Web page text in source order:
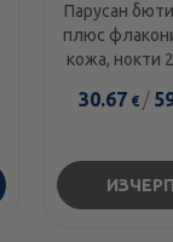
Парусан
плюс
кожа, нокти
30.67 € /